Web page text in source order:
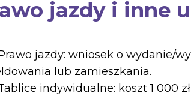
jazdy i inne
jazdy: wniosek o wydanie/
lub zamieszkania.
indywidualne: koszt 1 000 zł